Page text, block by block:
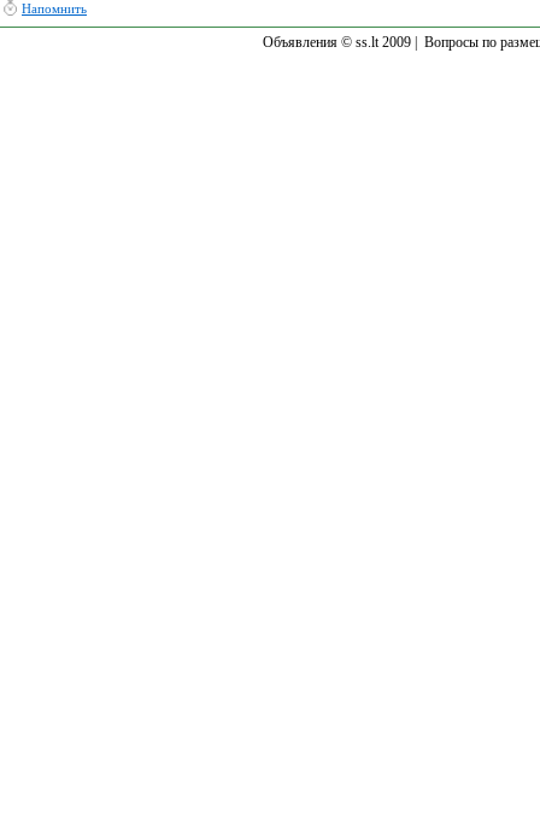
Напомнить
Объявления © ss.lt 2009 | Вопросы по